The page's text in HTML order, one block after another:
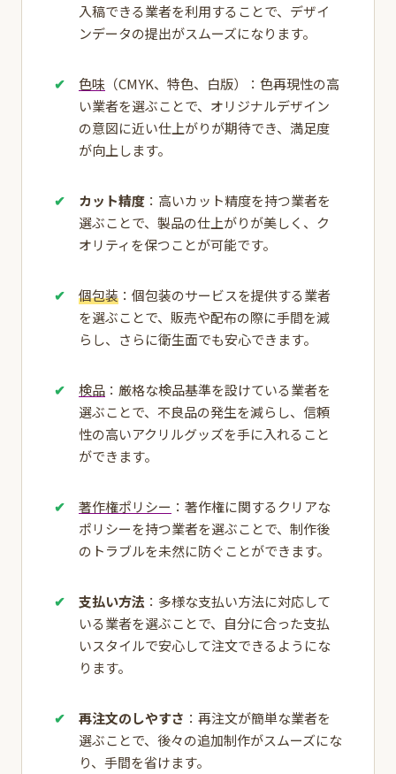
入稿できる業者を利用することで、デザイ
ンデータの提出がスムーズになります。
色味 （CMYK、特色、白版）：色再現性の高
い業者を選ぶことで、オリジナルデザイン
の意図に近い仕上がりが期待でき、満足度
が向上します。
カット精度 ：高いカット精度を持つ業者を
選ぶことで、製品の仕上がりが美しく、ク
オリティを保つことが可能です。
個包装 ：個包装のサービスを提供する業者
を選ぶことで、販売や配布の際に手間を減
らし、さらに衛生面でも安心できます。
検品 ：厳格な検品基準を設けている業者を
選ぶことで、不良品の発生を減らし、信頼
性の高いアクリルグッズを手に入れること
ができます。
著作権ポリシー ：著作権に関するクリアな
ポリシーを持つ業者を選ぶことで、制作後
のトラブルを未然に防ぐことができます。
支払い方法 ：多様な支払い方法に対応して
いる業者を選ぶことで、自分に合った支払
いスタイルで安心して注文できるようにな
ります。
再注文のしやすさ ：再注文が簡単な業者を
選ぶことで、後々の追加制作がスムーズにな
り、手間を省けます。